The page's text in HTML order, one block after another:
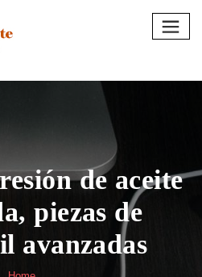
de aceite
piezas de
avanzadas